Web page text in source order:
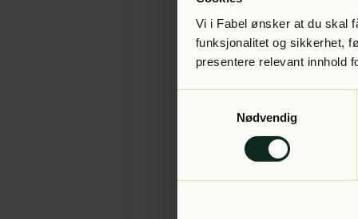
Vi i Fabel ønsker at du skal
funksjonalitet og sikkerhet,
presentere relevant innhold
Nødvendig
Application